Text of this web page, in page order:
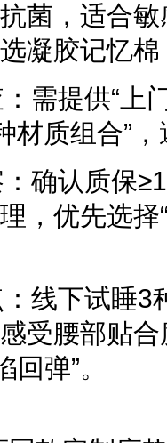
菌，适合
凝胶记忆
需提供“上
材质组合”
确认质保
，优先选择
线下试睡3
受腰部贴
弹”。